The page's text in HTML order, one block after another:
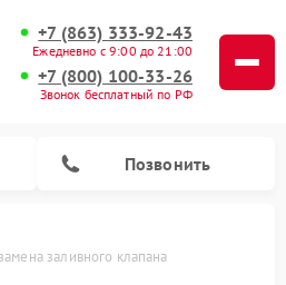
+7 (863) 333-92-43
Ежедневно с 9:00 до 21:00
+7 (800) 100-33-26
Звонок бесплатный по РФ
Позвонить
заливного клапана